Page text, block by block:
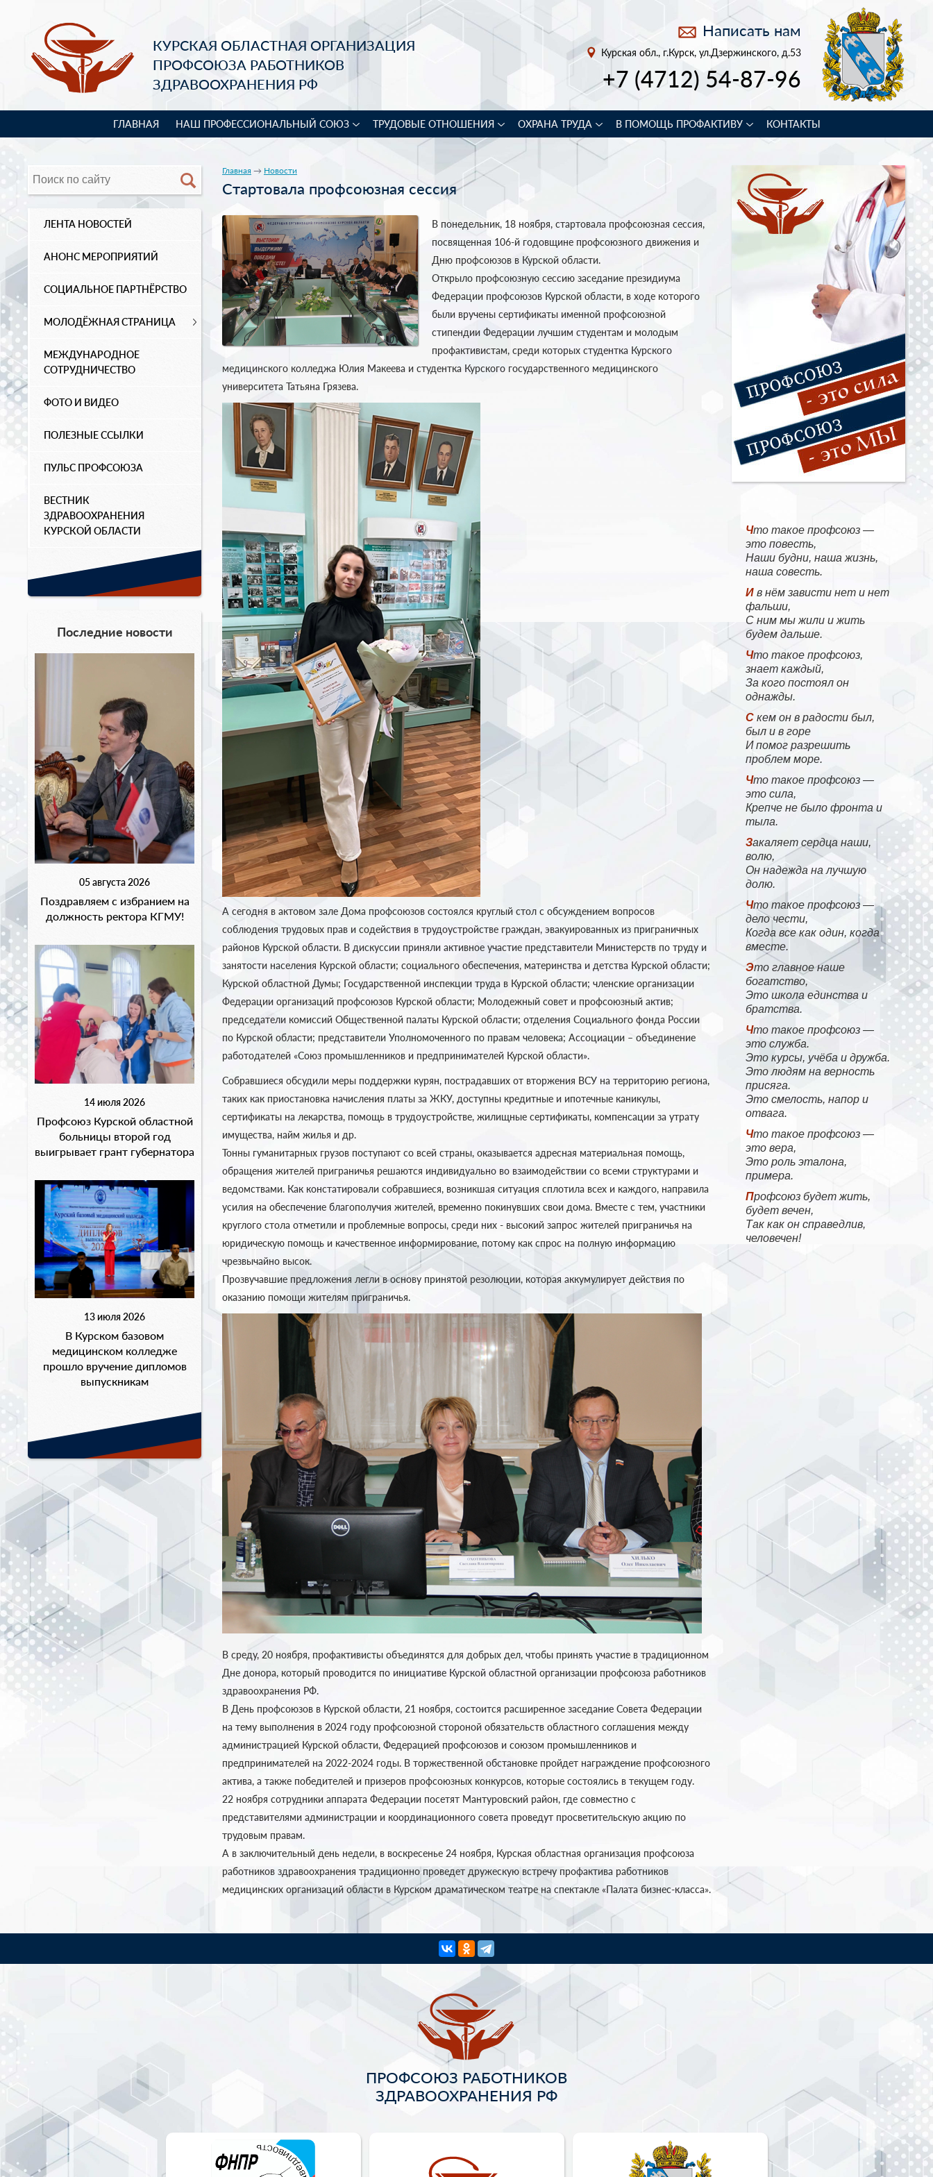
КУРСКАЯ ОБЛАСТНАЯ ОРГАНИЗАЦИЯ
ПРОФСОЮЗА РАБОТНИКОВ
ЗДРАВООХРАНЕНИЯ РФ
Написать нам
Курская обл., г.Курск, ул.Дзержинского, д.53
+7 (4712) 54-87-96
ГЛАВНАЯ НАШ ПРОФЕССИОНАЛЬНЫЙ СОЮЗ ТРУДОВЫЕ ОТНОШЕНИЯ ОХРАНА ТРУДА В ПОМОЩЬ ПРОФАКТИВУ КОНТАКТЫ
ЛЕНТА НОВОСТЕЙ
АНОНС МЕРОПРИЯТИЙ
СОЦИАЛЬНОЕ ПАРТНЁРСТВО
МОЛОДЁЖНАЯ СТРАНИЦА
МЕЖДУНАРОДНОЕ
СОТРУДНИЧЕСТВО
ФОТО И ВИДЕО
ПОЛЕЗНЫЕ ССЫЛКИ
ПУЛЬС ПРОФСОЮЗА
ВЕСТНИК
ЗДРАВООХРАНЕНИЯ
КУРСКОЙ ОБЛАСТИ
Последние новости
05 августа 2026
Поздравляем с избранием на
должность ректора КГМУ!
14 июля 2026
Профсоюз Курской областной
больницы второй год
выигрывает грант губернатора
13 июля 2026
В Курском базовом
медицинском колледже
прошло вручение дипломов
выпускникам
Что такое профсоюз —
это повесть,
Наши будни, наша жизнь,
наша совесть.
И в нём зависти нет и нет
фальши,
С ним мы жили и жить
будем дальше.
Что такое профсоюз,
знает каждый,
За кого постоял он
однажды.
С кем он в радости был,
был и в горе
И помог разрешить
проблем море.
Что такое профсоюз —
это сила,
Крепче не было фронта и
тыла.
Закаляет сердца наши,
волю,
Он надежда на лучшую
долю.
Что такое профсоюз —
дело чести,
Когда все как один, когда
вместе.
Это главное наше
богатство,
Это школа единства и
братства.
Что такое профсоюз —
это служба.
Это курсы, учёба и дружба.
Это людям на верность
присяга.
Это смелость, напор и
отвага.
Что такое профсоюз —
это вера,
Это роль эталона,
примера.
Профсоюз будет жить,
будет вечен,
Так как он справедлив,
человечен!
Главная → Новости
Стартовала профсоюзная сессия
В понедельник, 18 ноября, стартовала профсоюзная сессия,
посвященная 106-й годовщине профсоюзного движения и
Дню профсоюзов в Курской области.
Открыло профсоюзную сессию заседание президиума
Федерации профсоюзов Курской области, в ходе которого
были вручены сертификаты именной профсоюзной
стипендии Федерации лучшим студентам и молодым
профактивистам, среди которых студентка Курского
медицинского колледжа Юлия Макеева и студентка Курского государственного медицинского
университета Татьяна Грязева.
А сегодня в актовом зале Дома профсоюзов состоялся круглый стол с обсуждением вопросов
соблюдения трудовых прав и содействия в трудоустройстве граждан, эвакуированных из приграничных
районов Курской области. В дискуссии приняли активное участие представители Министерств по труду и
занятости населения Курской области; социального обеспечения, материнства и детства Курской области;
Курской областной Думы; Государственной инспекции труда в Курской области; членские организации
Федерации организаций профсоюзов Курской области; Молодежный совет и профсоюзный актив;
председатели комиссий Общественной палаты Курской области; отделения Социального фонда России
по Курской области; представители Уполномоченного по правам человека; Ассоциации – объединение
работодателей «Союз промышленников и предпринимателей Курской области».
Собравшиеся обсудили меры поддержки курян, пострадавших от вторжения ВСУ на территорию региона,
таких как приостановка начисления платы за ЖКУ, доступны кредитные и ипотечные каникулы,
сертификаты на лекарства, помощь в трудоустройстве, жилищные сертификаты, компенсации за утрату
имущества, найм жилья и др.
Тонны гуманитарных грузов поступают со всей страны, оказывается адресная материальная помощь,
обращения жителей приграничья решаются индивидуально во взаимодействии со всеми структурами и
ведомствами. Как констатировали собравшиеся, возникшая ситуация сплотила всех и каждого, направила
усилия на обеспечение благополучия жителей, временно покинувших свои дома. Вместе с тем, участники
круглого стола отметили и проблемные вопросы, среди них - высокий запрос жителей приграничья на
юридическую помощь и качественное информирование, потому как спрос на полную информацию
чрезвычайно высок.
Прозвучавшие предложения легли в основу принятой резолюции, которая аккумулирует действия по
оказанию помощи жителям приграничья.
В среду, 20 ноября, профактивисты объединятся для добрых дел, чтобы принять участие в традиционном
Дне донора, который проводится по инициативе Курской областной организации профсоюза работников
здравоохранения РФ.
В День профсоюзов в Курской области, 21 ноября, состоится расширенное заседание Совета Федерации
на тему выполнения в 2024 году профсоюзной стороной обязательств областного соглашения между
администрацией Курской области, Федерацией профсоюзов и союзом промышленников и
предпринимателей на 2022-2024 годы. В торжественной обстановке пройдет награждение профсоюзного
актива, а также победителей и призеров профсоюзных конкурсов, которые состоялись в текущем году.
22 ноября сотрудники аппарата Федерации посетят Мантуровский район, где совместно с
представителями администрации и координационного совета проведут просветительскую акцию по
трудовым правам.
А в заключительный день недели, в воскресенье 24 ноября, Курская областная организация профсоюза
работников здравоохранения традиционно проведет дружескую встречу профактива работников
медицинских организаций области в Курском драматическом театре на спектакле «Палата бизнес-класса».
ПРОФСОЮЗ РАБОТНИКОВ
ЗДРАВООХРАНЕНИЯ РФ